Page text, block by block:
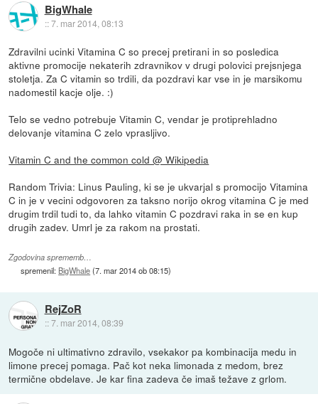
BigWhale
::7. mar 2014, 08:13
Zdravilni ucinki Vitamina C so precej pretirani in so posledica
aktivne promocije nekaterih zdravnikov v drugi polovici prejsnjega
stoletja. Za C vitamin so trdili, da pozdravi kar vse in je marsikomu
nadomestil kacje olje. :)
Telo se vedno potrebuje Vitamin C, vendar je protiprehladno
delovanje vitamina C zelo vprasljivo.
Vitamin C and the common cold @ Wikipedia
Random Trivia: Linus Pauling, ki se je ukvarjal s promocijo Vitamina
C in je v vecini odgovoren za taksno norijo okrog vitamina C je med
drugim trdil tudi to, da lahko vitamin C pozdravi raka in se en kup
drugih zadev. Umrl je za rakom na prostati.
Zgodovina sprememb…
spremenil: BigWhale(7. mar 2014 ob 08:15)
RejZoR
::7. mar 2014, 08:39
Mogoče ni ultimativno zdravilo, vsekakor pa kombinacija medu in
limone precej pomaga. Pač kot neka limonada z medom, brez
termične obdelave. Je kar fina zadeva če imaš težave z grlom.